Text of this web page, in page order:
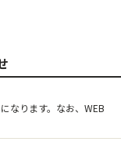
なります。なお、WEB